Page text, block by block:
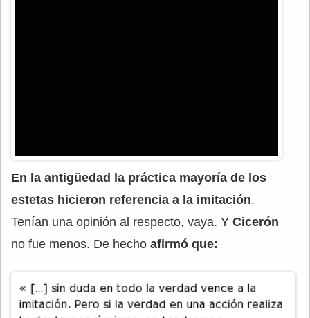
En la antigüedad la práctica mayoría de los
estetas hicieron referencia a la imitación.
Tenían una opinión al respecto, vaya. Y Cicerón
no fue menos. De hecho afirmó que: